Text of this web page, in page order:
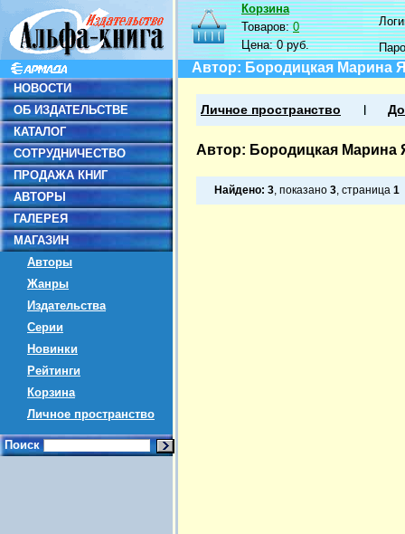
НОВОСТИ
ОБ ИЗДАТЕЛЬСТВЕ
КАТАЛОГ
СОТРУДНИЧЕСТВО
ПРОДАЖА КНИГ
АВТОРЫ
ГАЛЕРЕЯ
МАГАЗИН
Авторы
Жанры
Издательства
Серии
Новинки
Рейтинги
Корзина
Личное пространство
Поиск
Корзина
Товаров:0
Цена:0 руб.
Автор: Бородицкая Марина
Личное пространство
Автор: Бородицкая Марина
Найдено: 3, показано 3, страница 1